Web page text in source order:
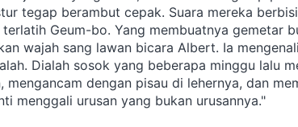
tegap berambut cepak. Suara mereka
Geum-bo. Yang membuatnya gemetar
wajah sang lawan bicara Albert. Ia
Dialah sosok yang beberapa minggu lalu
mengancam dengan pisau di lehernya, dan
menggali urusan yang bukan urusannya."